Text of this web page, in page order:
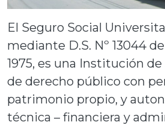
El Seguro Social
mediante D.S. Nº 13044
1975, es una Institución
de derecho público con
patrimonio propio, y
técnica – financiera y